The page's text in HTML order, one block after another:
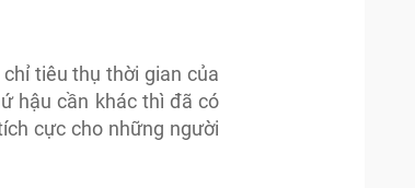
tiêu thụ thời gian của
hậu cần khác thì đã có
cực cho những người